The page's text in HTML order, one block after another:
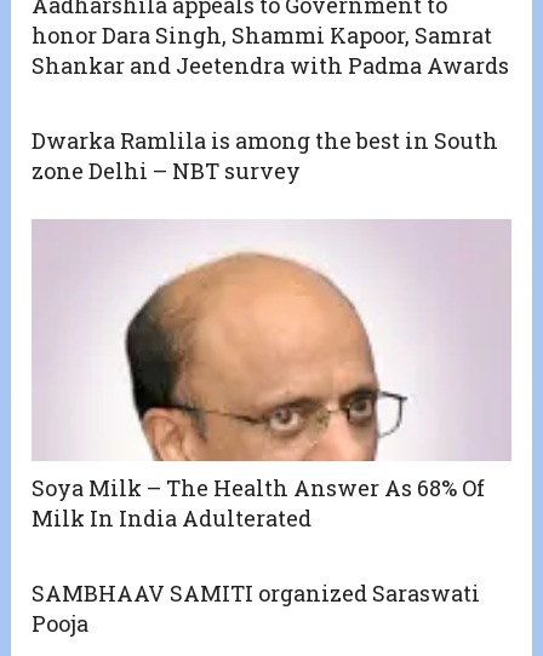
honor Dara Singh, Shammi Kapoor, Samrat
Shankar and Jeetendra with Padma Awards
Dwarka Ramlila is among the best in South
zone Delhi – NBT survey
Soya Milk – The Health Answer As 68% Of
Milk In India Adulterated
SAMBHAAV SAMITI organized Saraswati
Pooja